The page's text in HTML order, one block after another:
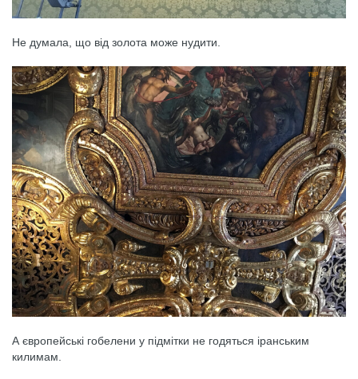
Не думала, що від золота може нудити.
А європейські гобелени у підмітки не годяться іранським
килимам.